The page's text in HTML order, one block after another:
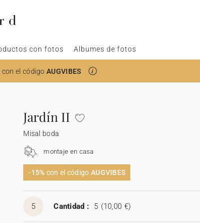
con fotos Albumes de fotos
con el códigoAUGVIBES
Jardín II
Misal boda
montaje en casa
-15% con el código AUGVIBES
5 Cantidad : 5 (10,00 €)